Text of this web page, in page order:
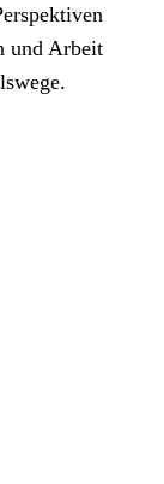
und Arbeit